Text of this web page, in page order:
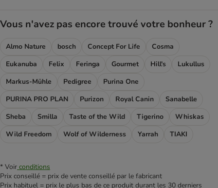
Vous n'avez pas encore trouvé votre bonheur ?
Almo Nature bosch Concept For Life
Cosma
Eukanuba
Felix Feringa Gourmet Hill's
Lukullus
Markus-Mühle
Pedigree
Purina One
PURINA PRO PLAN
Purizon Royal Canin
Sanabelle
Sheba
Smilla Taste of the Wild Tigerino
Whiskas
Wild Freedom
Wolf of Wilderness Yarrah TIAKI
* Voir conditions
Prix conseillé = prix de vente conseillé par le fabricant
Prix habituel = prix le plus bas de ce produit durant les 30 derniers